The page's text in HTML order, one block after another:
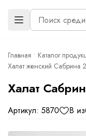
Главная Каталог
Халат женский Сабрина
Халат
Артикул: 5870 В